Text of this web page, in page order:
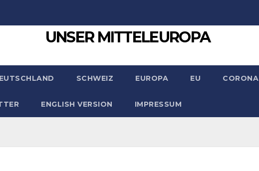
UNSER MITTELEUROPA
SCHWEIZ EUROPA EU CORONA
ENGLISH VERSION IMPRESSUM